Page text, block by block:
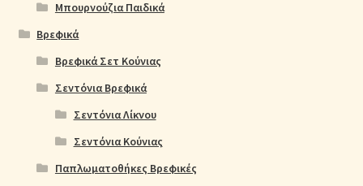
Μπουρνούζια Παιδικά
Βρεφικά
Βρεφικά Σετ Κούνιας
Σεντόνια Βρεφικά
Σεντόνια Λίκνου
Σεντόνια Κούνιας
Παπλωματοθήκες Βρεφικές